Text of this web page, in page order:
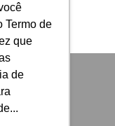
Termo de
que
de